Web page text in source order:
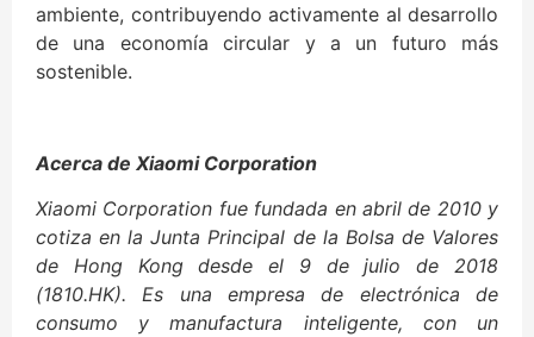
ambiente, contribuyendo activamente al desarrollo
de una economía circular y a un futuro más
sostenible.
Acerca de Xiaomi Corporation
Xiaomi Corporation fue fundada en abril de 2010 y
cotiza en la Junta Principal de la Bolsa de Valores
de Hong Kong desde el 9 de julio de 2018
(1810.HK). Es una empresa de electrónica de
consumo y manufactura inteligente, con un